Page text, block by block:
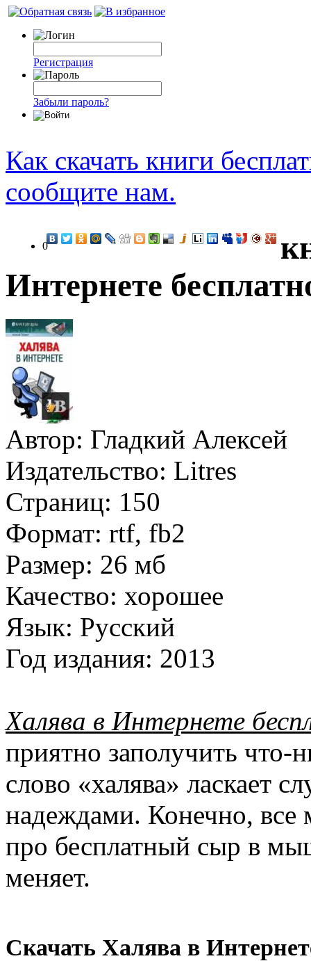
Регистрация
Забыли пароль?
Как скачать книги
сообщите нам.
0
Интернете
Автор: Гладкий Алексей
Издательство: Litres
Страниц: 150
Формат: rtf, fb2
Размер: 26 мб
Качество: хорошее
Язык: Русский
Год издания: 2013
Халява в Интернете
приятно заполучить что-
слово «халява» ласкает
надеждами. Конечно, все
про бесплатный сыр в
меняет.
Скачать Халява в